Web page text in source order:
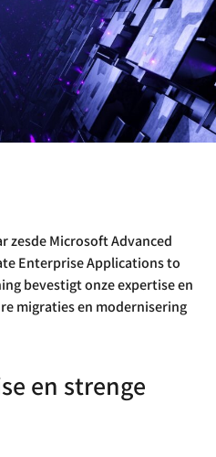
zesde Microsoft Advanced
Enterprise Applications to
bevestigt onze expertise en
migraties en modernisering
en strenge